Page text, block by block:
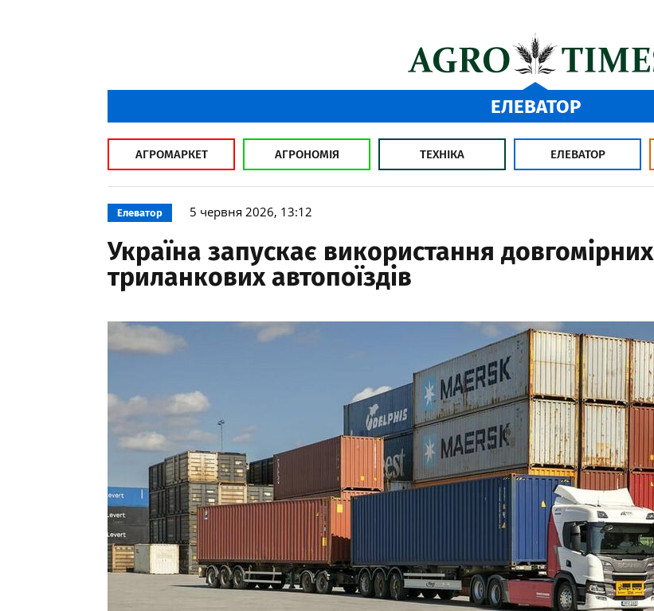
ЕЛЕВАТОР
АГРОМАРКЕТ АГРОНОМІЯ ТЕХНІКА ЕЛЕВАТОР
Елеватор 5 червня 2026, 13:12
Україна запускає використання довгомірних
триланкових автопоїздів